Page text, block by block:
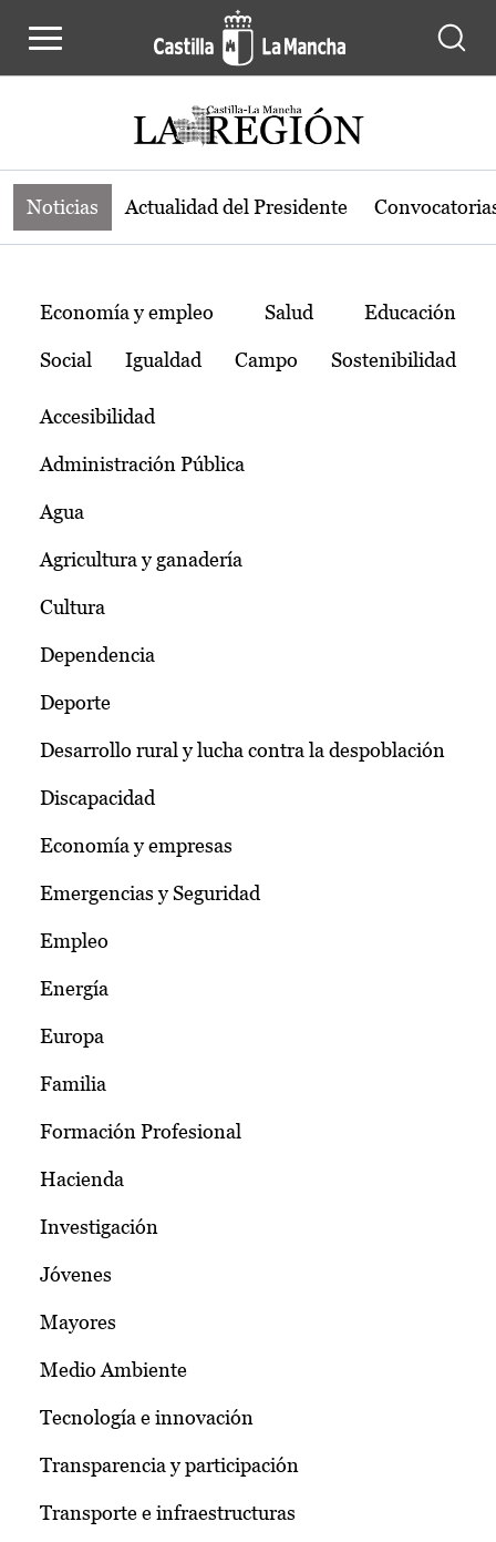
Noticias de la región de Castilla-La
Noticias Actualidad del Presidente
Temas
Economía y empleo Salud Educación
Social Igualdad Campo Sostenibilidad
Accesibilidad
Administración Pública
Agua
Agricultura y ganadería
Cultura
Dependencia
Deporte
Desarrollo rural y lucha contra la despoblación
Discapacidad
Economía y empresas
Emergencias y Seguridad
Empleo
Energía
Europa
Familia
Formación Profesional
Hacienda
Investigación
Jóvenes
Mayores
Medio Ambiente
Tecnología e innovación
Transparencia y participación
Transporte e infraestructuras